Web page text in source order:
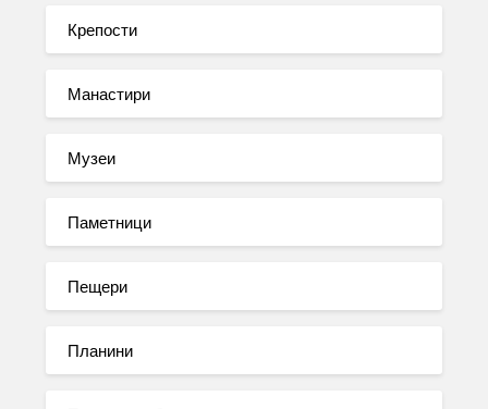
Крепости
Манастири
Музеи
Паметници
Пещери
Планини